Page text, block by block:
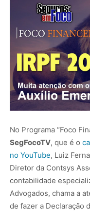
No Programa “Foco
SegFocoTV, que é o
no YouTube, Luiz
Diretor da Contsys
contabilidade
Advogados, chama a
de fazer a Declaração